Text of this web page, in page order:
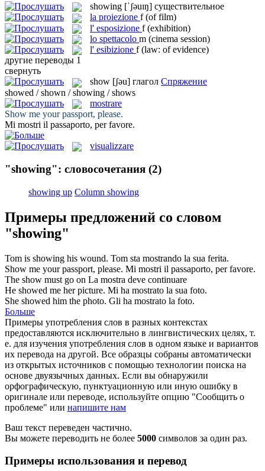
showing [ˈʃəuɪŋ] существительное
la proiezione f (of film)
l' esposizione f (exhibition)
lo spettacolo m (cinema session)
l' esibizione f (law: of evidence)
другие переводы 1
свернуть
show [ʃəu] глагол Спряжение
showed / shown / showing / shows
mostrare
Show me your passport, please.
Mi mostri il passaporto, per favore.
visualizzare
"showing": словосочетания (2)
showing up Column showing
Примеры предложений со словом
"showing"
Tom is showing his wound. Tom sta mostrando la sua ferita.
Show me your passport, please. Mi mostri il passaporto, per favore.
The show must go on La mostra deve continuare
He showed me her picture. Mi ha mostrato la sua foto.
She showed him the photo. Gli ha mostrato la foto.
Больше
Примеры употребления слов в разных контекстах
предоставляются исключительно в лингвистических целях, т.
е. для изучения употребления слов в одном языке и вариантов
их перевода на другой. Все образцы собраны автоматически
из открытых источников с помощью технологии поиска на
основе двуязычных данных. Если вы обнаружили
орфографическую, пунктуационную или иную ошибку в
оригинале или переводе, используйте опцию "Сообщить о
проблеме" или напишите нам
Ваш текст переведен частично.
Вы можете переводить не более 5000 символов за один раз.
Примеры использования и перевод